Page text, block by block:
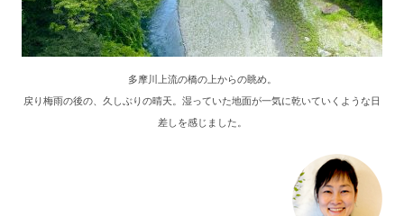
多摩川上流の橋の上からの眺め。
戻り梅雨の後の、久しぶりの晴天。湿っていた地面が一気に乾いていくような日
差しを感じました。